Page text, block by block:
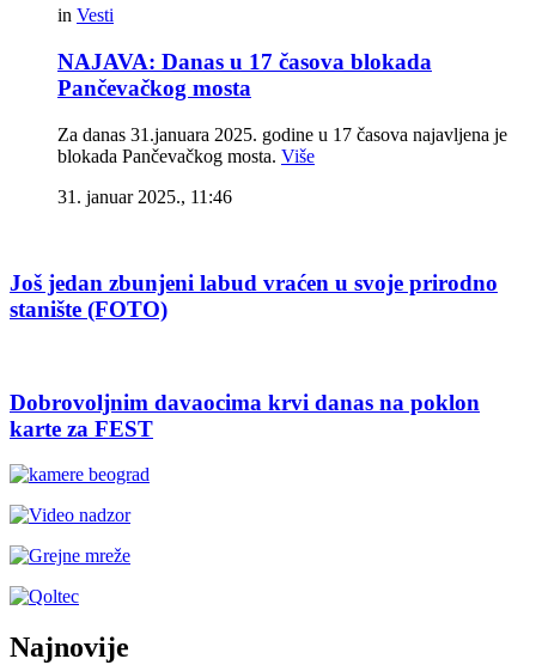
in Vesti
NAJAVA: Danas u 17 časova blokada
Pančevačkog mosta
Za danas 31.januara 2025. godine u 17 časova najavljena je
blokada Pančevačkog mosta. Više
31. januar 2025., 11:46
Još jedan zbunjeni labud vraćen u svoje prirodno
stanište (FOTO)
Dobrovoljnim davaocima krvi danas na poklon
karte za FEST
Najnovije